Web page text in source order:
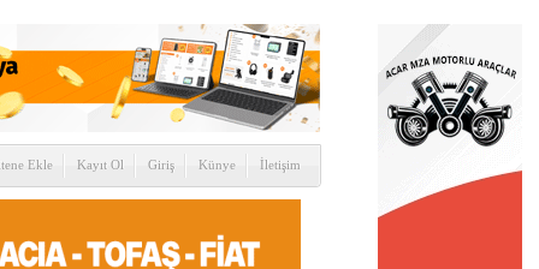
Ekle Kayıt Ol Giriş Künye İletişim